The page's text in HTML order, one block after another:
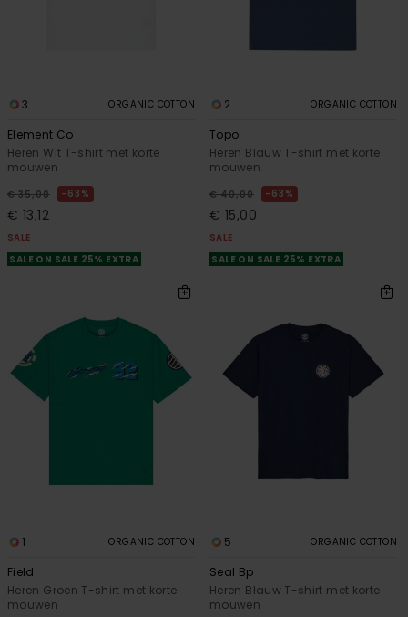
3 ORGANIC COTTON
Element Co
Heren Wit T-shirt met korte
mouwen
€ 35,00 63%
€ 13,12
SALE
SALE ON SALE 25% EXTRA
2 ORGANIC COTTON
Topo
Heren Blauw T-shirt met korte
mouwen
€ 40,00 63%
€ 15,00
SALE
SALE ON SALE 25% EXTRA
1 ORGANIC COTTON
Field
Heren Groen T-shirt met korte
mouwen
5 ORGANIC COTTON
Seal Bp
Heren Blauw T-shirt met korte
mouwen